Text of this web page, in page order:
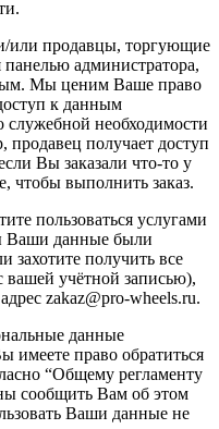
или продавцы, торгующие
администратора,
Мы ценим Ваше право
к данным
служебной необходимости
получает доступ
Вы заказали что-то у
чтобы выполнить заказ.
пользоваться услугами
Ваши данные были
захотите получить все
вашей учётной записью),
zakaz@pro-wheels.ru.
данные
имеете право обратиться
“Общему регламенту
сообщить Вам об этом
Ваши данные не